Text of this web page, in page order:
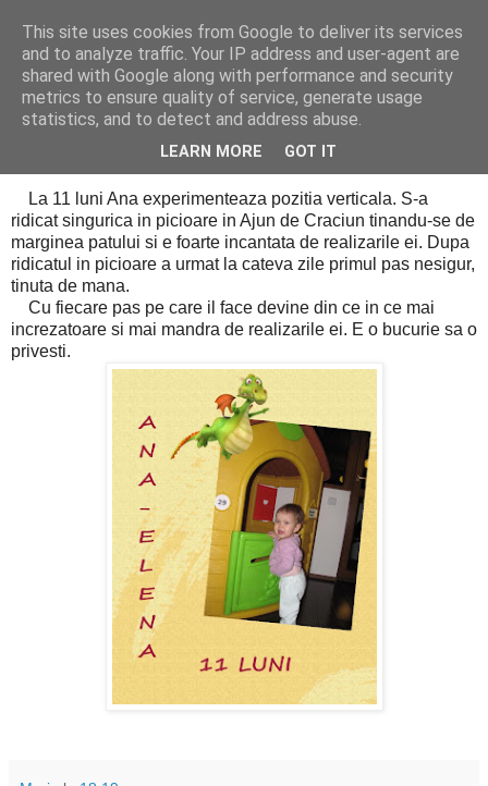
Cealalta realitate
duminică, februarie 12, 2012
Ana la 11 luni
La 11 luni Ana experimenteaza pozitia verticala. S-a
ridicat singurica in picioare in Ajun de Craciun tinandu-se de
marginea patului si e foarte incantata de realizarile ei. Dupa
ridicatul in picioare a urmat la cateva zile primul pas nesigur,
tinuta de mana.
Cu fiecare pas pe care il face devine din ce in ce mai
increzatoare si mai mandra de realizarile ei. E o bucurie sa o
privesti.
This site uses cookies from Google to deliver its services
and to analyze traffic. Your IP address and user-agent are
shared with Google along with performance and security
metrics to ensure quality of service, generate usage
statistics, and to detect and address abuse.
LEARN MORE GOT IT